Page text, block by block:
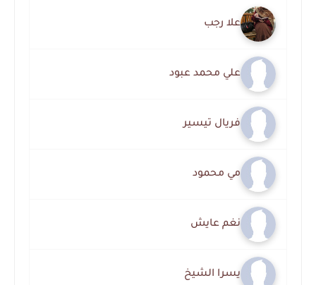
علا رجب
علي محمد عبود
فريال تيسير
مي محمود
نغم عايش
يسرا الشيخ